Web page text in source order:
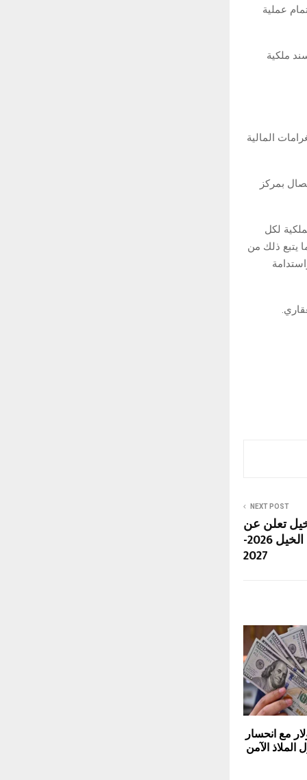
عملية
ملكية
المالية
بمركز
لكل
يتبع ذلك من
NEXT POST
تعلن عن
برنامج موسم سباقات الخيل 2026-
2027
مع انحسار
الآمن